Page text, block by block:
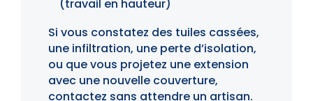
(travail en hauteur)
Si vous constatez des tuiles cassées,
une infiltration, une perte d’isolation,
ou que vous projetez une extension
avec une nouvelle couverture,
contactez sans attendre un artisan.